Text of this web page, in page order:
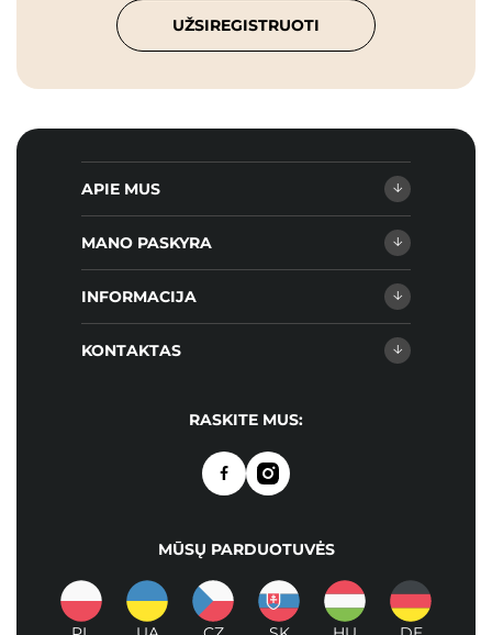
UŽSIREGISTRUOTI
APIE MUS
MANO PASKYRA
INFORMACIJA
KONTAKTAS
RASKITE MUS:
MŪSŲ PARDUOTUVĖS